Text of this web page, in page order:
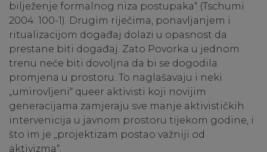
bilježenje formalnog niza postupaka“ (Tschumi
2004: 100-1). Drugim riječima, ponavljanjem i
ritualizacijom događaj dolazi u opasnost da
prestane biti događaj. Zato Povorka u jednom
trenu neće biti dovoljna da bi se dogodila
promjena u prostoru. To naglašavaju i neki
„umirovljeni“ queer aktivisti koji novijim
generacijama zamjeraju sve manje aktivističkih
intervenicija u javnom prostoru tijekom godine, i
što im je „projektizam postao važniji od
aktivizma“.